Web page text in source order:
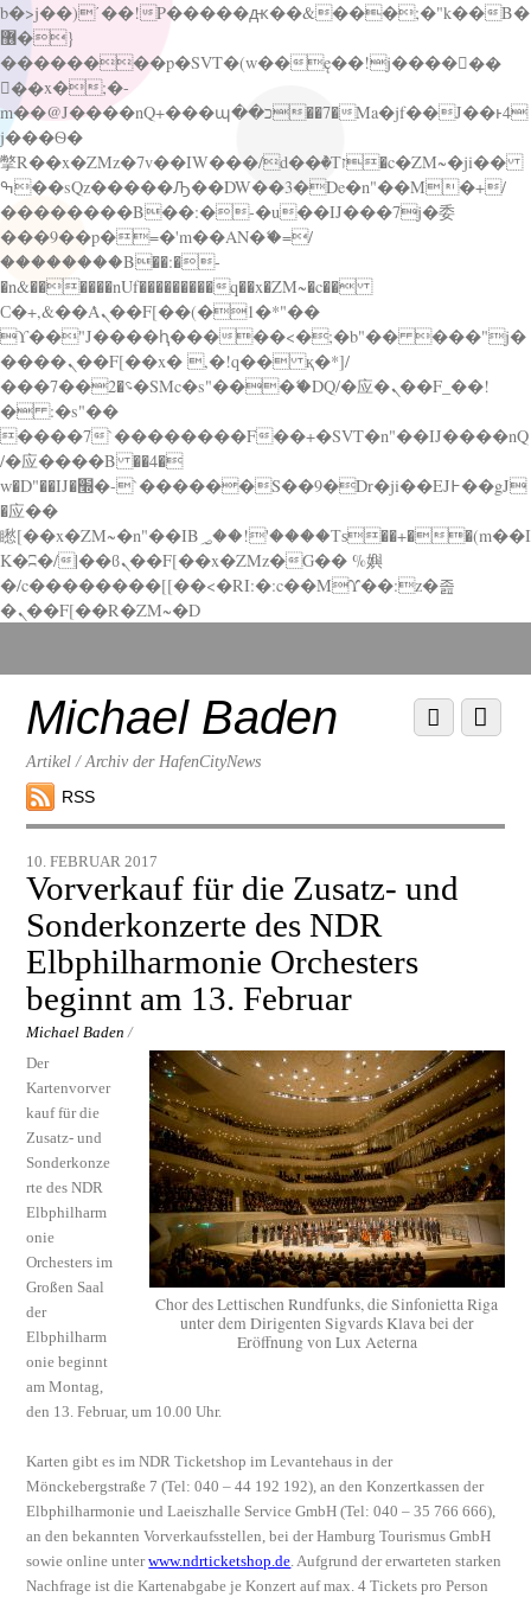
b�>j��)΄��!P�����ԫ��&���;�"k��B�
޶�}
��������p�SVT�(w��ę��!j������
��x�;�-
m��@J����nQ+���պ��כ��7�Ma�jf��J��ͱ4
j���Ѳ�
撆R��x�ZMz�7v��IW���/d��ٞ�Тז�c�ZM~�ji��
ߒ��sQz�����Ԡ��DW��3�De�n"��M�+/
��������B��:�-�u��IJ���7j�委
���9��p�=�'m��AN�ޭ�=/
��������B��:�-
�n&������nUf���������q��x�ZM~�c��
Ϲ�+,&��Ὰܢ��F[��(�1�*"��
ϒ��"J����ԧ�����<�;�b"�� ���"j�
����ܢ��F[��x� ,�!q�� қ�*]/
���؝�2��7�SMc�s"���ޭ�DQ/�应�ܢ��F_��!
� :�s"��
����7`��������F��+�SVT�n"��IJ����nQ
/�应����B ��4�
w�D"��IJ�׭�-`������S��9�Dr�ji��EJ߅��gJ
�应��
矁[��x�ZM~�n"��IB؃��!'����Тѕ��+��(m��I
K�ʭ�/|��ϐܢ��F[��x�ZMz�G�� %嬩
�/c��������[[��<�RI:�:c��MΎ��:z�졾
�ܢ��F[��R�ZM~�D
down
contentMichael Baden
Artikel / Archiv der HafenCityNews
RSS
Menu
Scroll
down
10. FEBRUAR 2017
Vorverkauf für die Zusatz- und
Sonderkonzerte des NDR
Elbphilharmonie Orchesters
beginnt am 13. Februar
Michael Baden /
Chor des Lettischen Rundfunks, die Sinfonietta Riga
unter dem Dirigenten Sigvards Klava bei der
Eröffnung von Lux Aeterna
Der
Kartenvorver
kauf für die
Zusatz- und
Sonderkonze
rte des NDR
Elbphilharm
onie
Orchesters im
Großen Saal
der
Elbphilharm
onie beginnt
am Montag,
den 13. Februar, um 10.00 Uhr.
Karten gibt es im NDR Ticketshop im Levantehaus in der
Mönckebergstraße 7 (Tel: 040 – 44 192 192), an den Konzertkassen der
Elbphilharmonie und Laeiszhalle Service GmbH (Tel: 040 – 35 766 666),
an den bekannten Vorverkaufsstellen, bei der Hamburg Tourismus GmbH
sowie online unterwww.ndrticketshop.de. Aufgrund der erwarteten starken
Nachfrage ist die Kartenabgabe je Konzert auf max. 4 Tickets pro Person